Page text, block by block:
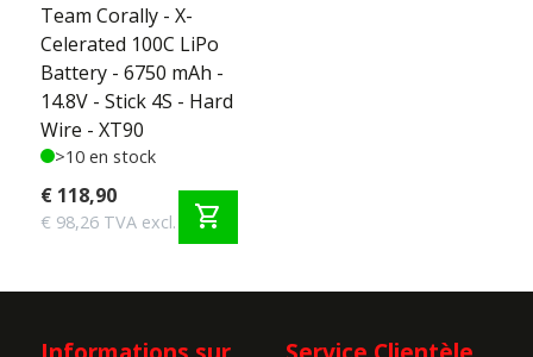
Team Corally - X-
Celerated 100C LiPo
Battery - 6750 mAh -
14.8V - Stick 4S - Hard
Wire - XT90
>10 en stock
€ 118,90
€ 98,26 TVA excl. shopping_cart